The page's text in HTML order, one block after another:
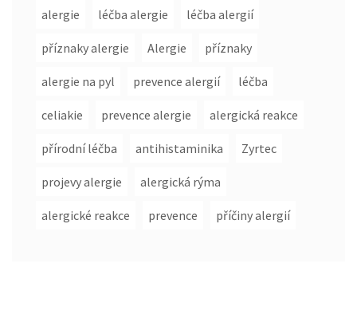
alergie léčba alergie léčba alergií
příznaky alergie Alergie příznaky
alergie na pyl prevence alergií léčba
celiakie prevence alergie alergická reakce
přírodní léčba antihistaminika Zyrtec
projevy alergie alergická rýma
alergické reakce prevence příčiny alergií